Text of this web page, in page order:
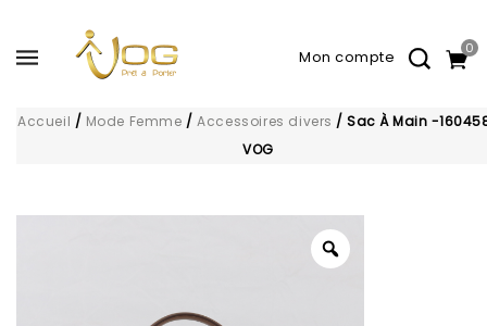
0
Accueil / Mode Femme /Accessoires divers /Sac À Main -
VOG